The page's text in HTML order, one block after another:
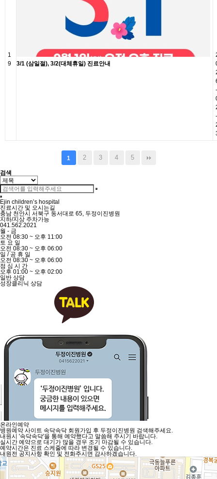
1
9
3/1 (삼일절), 3/2(대체휴일) 진료안내
-
-
1 2 3 4 5
검색
Ejin children’s hospital
진료시간 및 오시는길
충남 천안시 서북구 동서대로 65, 두정이진병원
지하/지상 주차가능
041.562.2021
월 - 금
오전 08:30 ~ 오후 11:00
토 요 일
오전 08:30 ~ 오후 06:00
일 / 공 휴 일
오전 08:30 ~ 오후 06:00
점 심 시
간
오후 01:00 ~ 오후 02:00
일반 상담
성장클리닉 상담
온라인예약
병원예약 사이트 속닥속닥 회원가입 후 두정이진병원 검색해주세요.
내원시 '속닥속닥'을 통해 예약했다고 말씀해 주시기 바랍니다.
실시간 예약으로 대기가 많을 경우 조기 마감될 수 있습니다.
예약시간은 진료 스케줄에 따라 변경될 수 있습니다.
내원전 공지사항 확인 및 전화주시면 감사하겠습니다.